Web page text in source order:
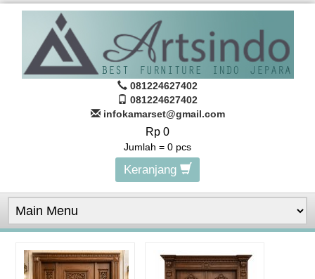
081224627402
081224627402
infokamarset@gmail.com
Rp 0
Jumlah = 0 pcs
Keranjang